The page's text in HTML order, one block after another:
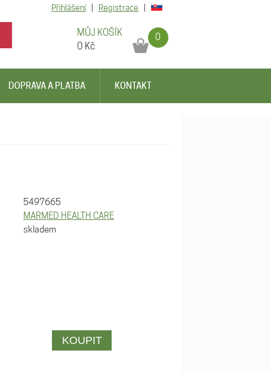
MŮJ KOŠÍK
0 Kč
0
Přihlášení Registrace
DOPRAVA A PLATBA KONTAKT
5497665
MARMED HEALTH CARE
skladem